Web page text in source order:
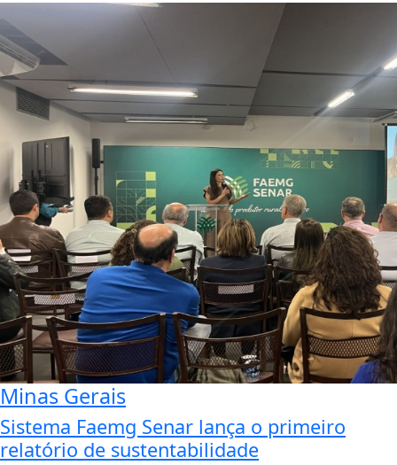
Minas Gerais
Sistema Faemg Senar lança o primeiro
relatório de sustentabilidade